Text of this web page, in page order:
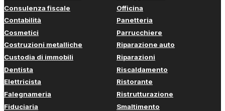
Consulenza fiscale
Contabilità
Cosmetici
Costruzioni metalliche
Custodia di immobili
Dentista
Elettricista
Falegnameria
Fiduciaria
Officina
Panetteria
Parrucchiere
Riparazione auto
Riparazioni
Riscaldamento
Ristorante
Ristrutturazione
Smaltimento